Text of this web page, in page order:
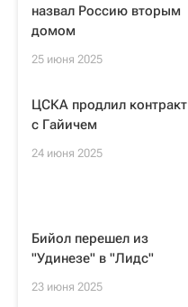
назвал Россию вторым
домом
25 июня 2025
ЦСКА продлил контракт
с Гайичем
24 июня 2025
Бийол перешел из
"Удинезе" в "Лидс"
23 июня 2025